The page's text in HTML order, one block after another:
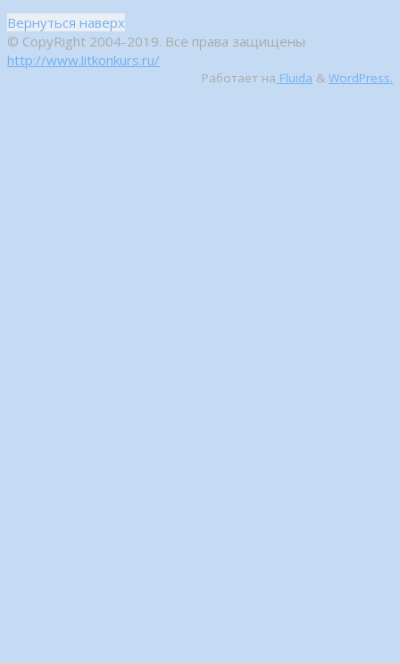
Вернуться наверх
© CopyRight 2004-2019. Все права защищены
http://www.litkonkurs.ru/
Работает на Fluida & WordPress.